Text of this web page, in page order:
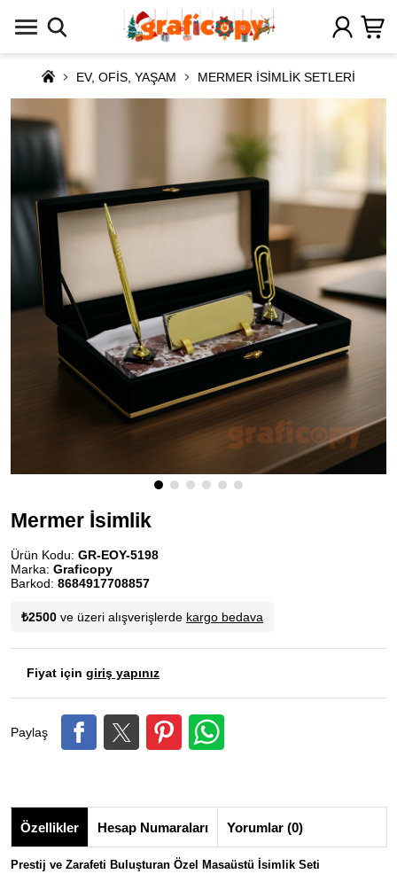
EV, OFİS, YAŞAM MERMER İSİMLİK SETLERİ
Mermer İsimlik
Ürün Kodu: GR-EOY-5198
Marka: Graficopy
Barkod: 8684917708857
₺2500 ve üzeri alışverişlerde kargo bedava
Fiyat için giriş yapınız
Paylaş
Özellikler Hesap Numaraları Yorumlar (0)
Prestij ve Zarafeti Buluşturan Özel Masaüstü İsimlik Seti